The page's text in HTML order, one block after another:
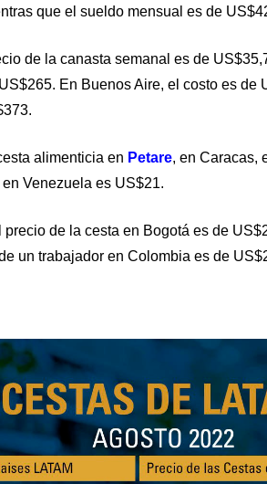
que el sueldo mensual es de
de la canasta semanal es de
En Buenos Aire, el costo es de
alimenticia en Petare, en Caracas,
Venezuela es US$21.
precio de la cesta en Bogotá es de
un trabajador en Colombia es de